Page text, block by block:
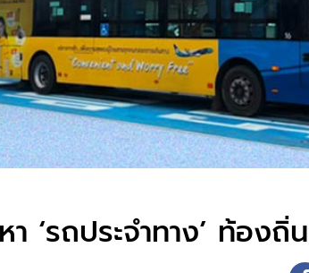
‘รถประจำทาง’ ท้องถิ่น